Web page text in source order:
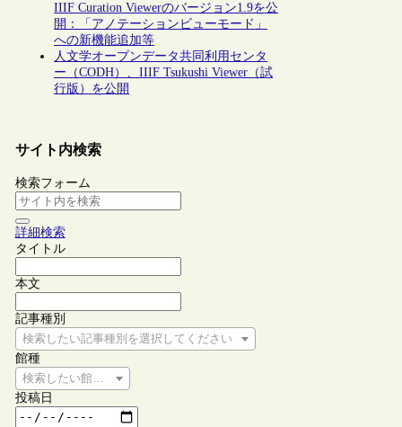
IIIF Curation Viewerのバージョン1.9を公
開：「アノテーションビューモード」
への新機能追加等
人文学オープンデータ共同利用センタ
ー（CODH）、IIIF Tsukushi Viewer（試
行版）を公開
サイト内検索
検索フォーム
詳細検索
タイトル
本文
記事種別
検索したい記事種別を選択してください
館種
検索したい館種を選択してください
投稿日